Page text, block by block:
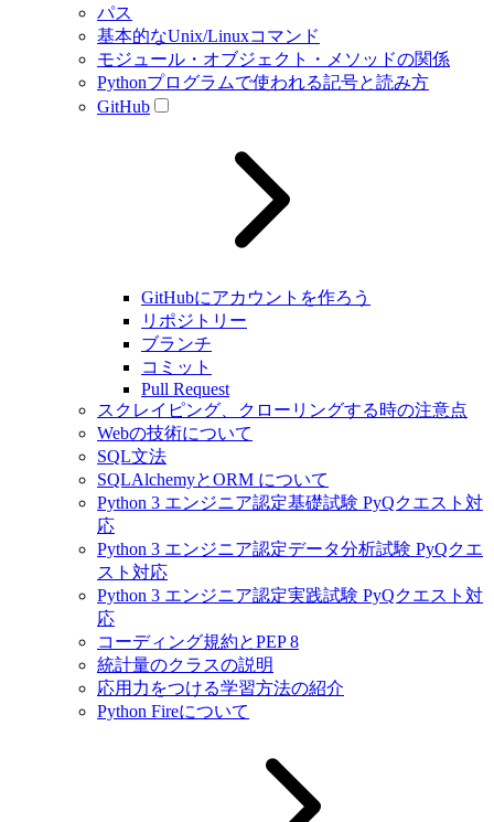
パス
基本的なUnix/Linuxコマンド
モジュール・オブジェクト・メソッドの関係
Pythonプログラムで使われる記号と読み方
GitHub
GitHubにアカウントを作ろう
リポジトリー
ブランチ
コミット
Pull Request
スクレイピング、クローリングする時の注意点
Webの技術について
SQL文法
SQLAlchemyとORM について
Python 3 エンジニア認定基礎試験 PyQクエスト対
応
Python 3 エンジニア認定データ分析試験 PyQクエ
スト対応
Python 3 エンジニア認定実践試験 PyQクエスト対
応
コーディング規約とPEP 8
統計量のクラスの説明
応用力をつける学習方法の紹介
Python Fireについて